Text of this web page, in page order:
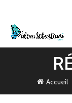
Accueil